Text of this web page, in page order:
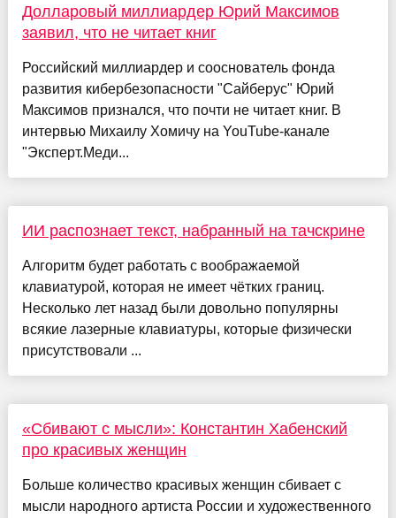
Долларовый миллиардер Юрий Максимов
заявил, что не читает книг
Российский миллиардер и сооснователь фонда
развития кибербезопасности "Сайберус" Юрий
Максимов признался, что почти не читает книг. В
интервью Михаилу Хомичу на YouTube-канале
"Эксперт.Меди...
ИИ распознает текст, набранный на тачскрине
Алгоритм будет работать с воображаемой
клавиатурой, которая не имеет чётких границ.
Несколько лет назад были довольно популярны
всякие лазерные клавиатуры, которые физически
присутствовали ...
«Сбивают с мысли»: Константин Хабенский
про красивых женщин
Больше количество красивых женщин сбивает с
мысли народного артиста России и художественного